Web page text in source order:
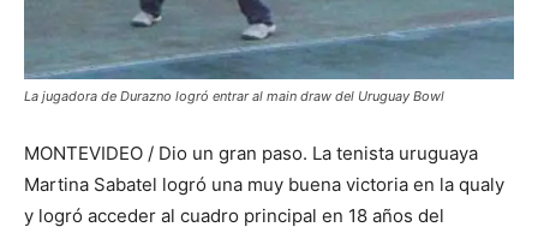
La jugadora de Durazno logró entrar al main draw del Uruguay Bowl
MONTEVIDEO / Dio un gran paso. La tenista uruguaya
Martina Sabatel logró una muy buena victoria en la qualy
y logró acceder al cuadro principal en 18 años del